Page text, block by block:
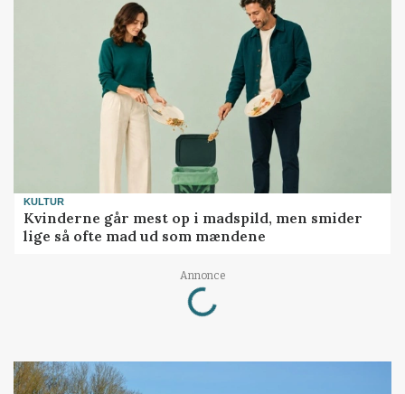
KULTUR
Kvinderne går mest op i madspild, men smider
lige så ofte mad ud som mændene
Annonce
Loading...